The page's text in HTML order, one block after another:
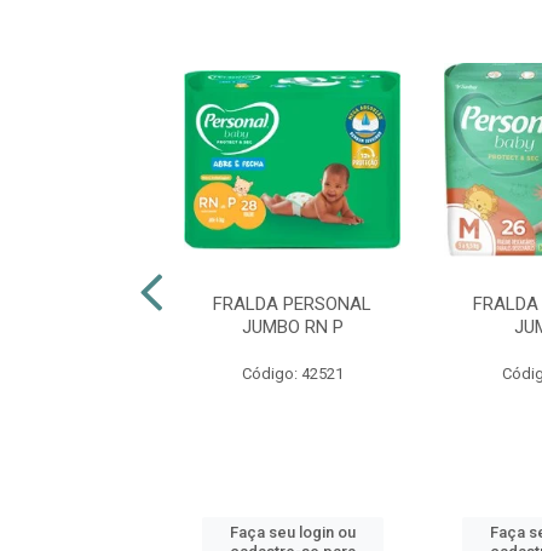
FRALDA PERSONAL
JUMBO RN P
Código: 42521
Faça seu login ou
Faça